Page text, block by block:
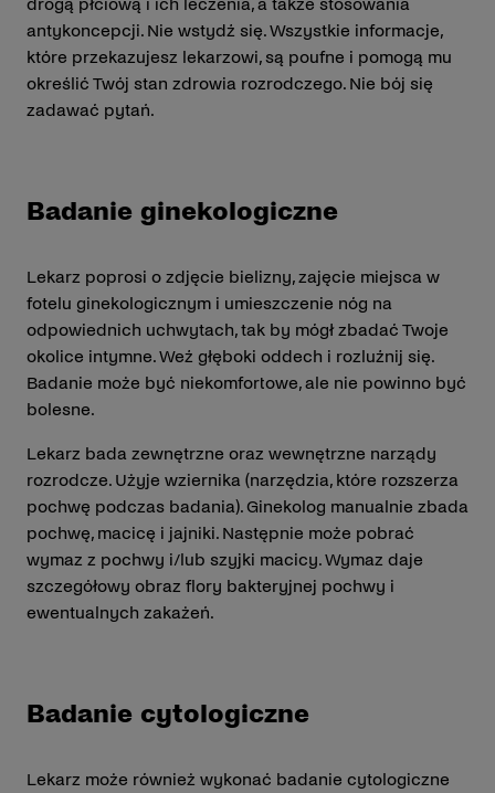
antykoncepcji. Nie wstydź się. Wszystkie informacje,
które przekazujesz lekarzowi, są poufne i pomogą mu
określić Twój stan zdrowia rozrodczego. Nie bój się
zadawać pytań.
Badanie ginekologiczne
Lekarz poprosi o zdjęcie bielizny, zajęcie miejsca w
fotelu ginekologicznym i umieszczenie nóg na
odpowiednich uchwytach, tak by mógł zbadać Twoje
okolice intymne. Weź głęboki oddech i rozluźnij się.
Badanie może być niekomfortowe, ale nie powinno być
bolesne.
Lekarz bada zewnętrzne oraz wewnętrzne narządy
rozrodcze. Użyje wziernika (narzędzia, które rozszerza
pochwę podczas badania). Ginekolog manualnie zbada
pochwę, macicę i jajniki. Następnie może pobrać
wymaz z pochwy i/lub szyjki macicy. Wymaz daje
szczegółowy obraz flory bakteryjnej pochwy i
ewentualnych zakażeń.
Badanie cytologiczne
Lekarz może również wykonać badanie cytologiczne